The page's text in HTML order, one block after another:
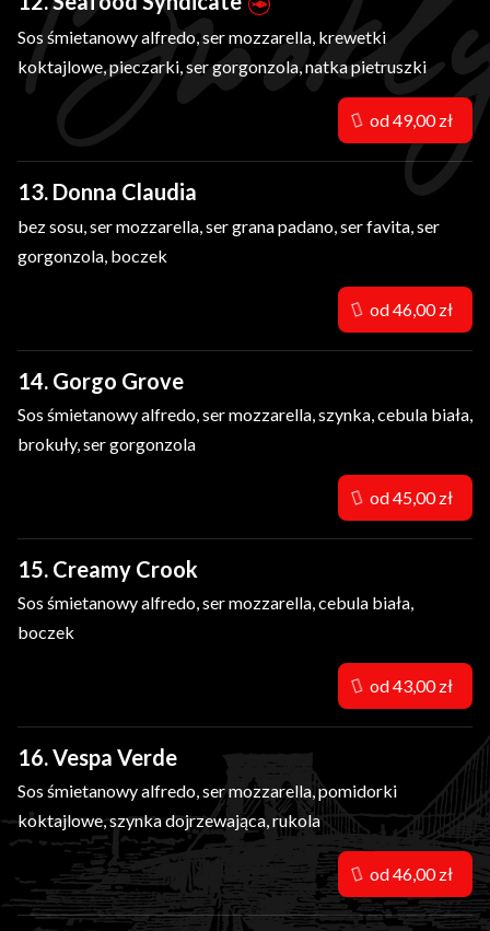
Sos śmietanowy alfredo, ser mozzarella, krewetki
koktajlowe, pieczarki, ser gorgonzola, natka pietruszki
13. Donna Claudia
bez sosu, ser mozzarella, ser grana padano, ser favita, ser
gorgonzola, boczek
14. Gorgo Grove
Sos śmietanowy alfredo, ser mozzarella, szynka, cebula biała,
brokuły, ser gorgonzola
15. Creamy Crook
Sos śmietanowy alfredo, ser mozzarella, cebula biała,
boczek
16. Vespa Verde
Sos śmietanowy alfredo, ser mozzarella, pomidorki
koktajlowe, szynka dojrzewająca, rukola